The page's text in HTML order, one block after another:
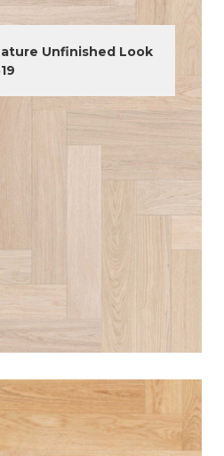
Unfinished Look